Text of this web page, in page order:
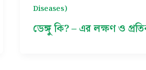
Diseases)
ডেঙ্গু কি? – এর লক্ষণ ও